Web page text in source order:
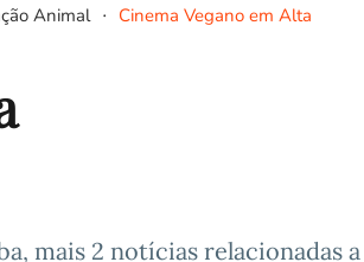
Animal Cinema Vegano em Alta
mais 2 notícias relacionadas